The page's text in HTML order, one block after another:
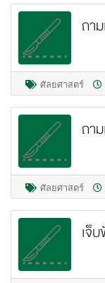
ถา
ศัลยศาสตร์
ถา
ศัลยศาสตร์
เจ็